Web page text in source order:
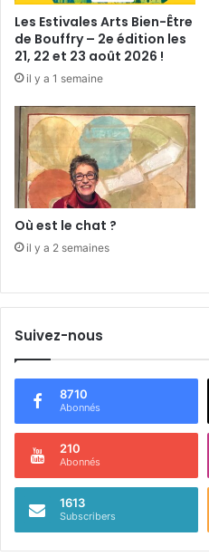
r
s
i
t
c
o
e
d
m
Les Estivales Arts Bien-Être
de Bouffry – 2e édition les
21, 22 et 23 août 2026 !
il y a 1 semaine
Où est le chat ?
il y a 2 semaines
Suivez-nous
8710
Abonnés
210
Abonnés
1613
Subscribers